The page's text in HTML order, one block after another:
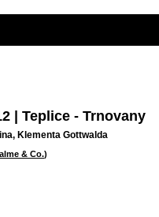
| Teplice - Trnovany
Klementa Gottwalda
& Co.)